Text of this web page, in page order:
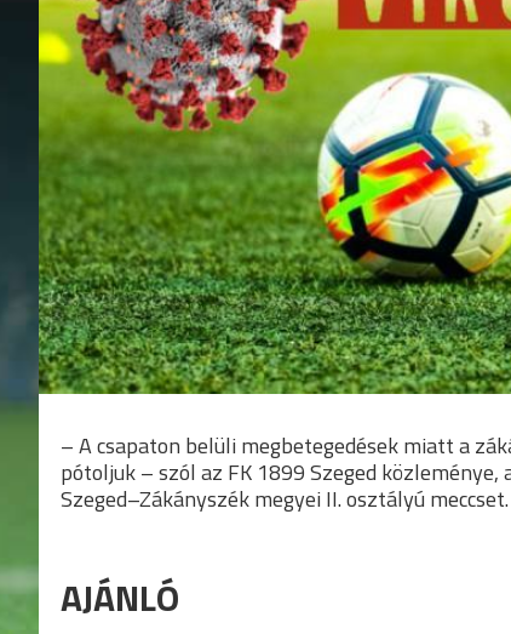
– A csapaton belüli megbetegedések miatt a
pótoljuk – szól az FK 1899 Szeged
Szeged–Zákányszék megyei II. osztályú meccset.
AJÁNLÓ